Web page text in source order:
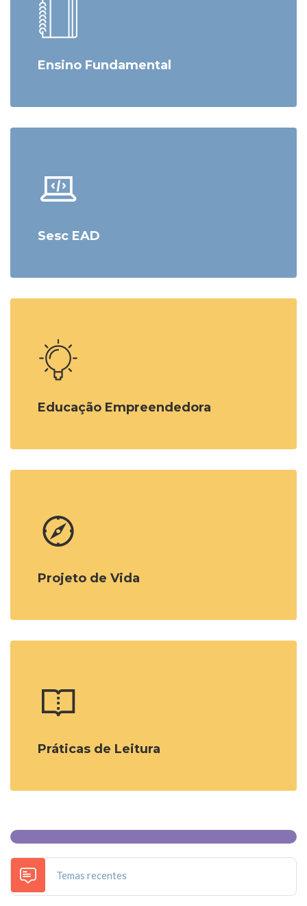
Ensino Fundamental
Sesc EAD
Educação Empreendedora
Projeto de Vida
Práticas de Leitura
Temas recentes